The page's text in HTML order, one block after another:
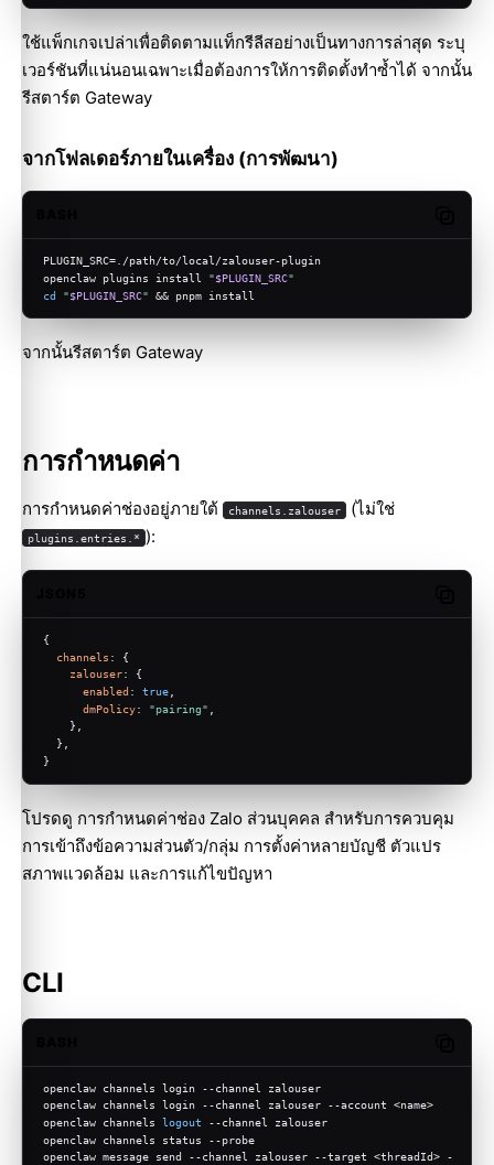
ใช้แพ็กเกจเปล่าเพื่อติดตามแท็กรีลีสอย่างเป็นทางการล่าสุด ระบุ
เวอร์ชันที่แน่นอนเฉพาะเมื่อต้องการให้การติดตั้งทำซ้ำได้ จากนั้น
รีสตาร์ต Gateway
จากโฟลเดอร์ภายในเครื่อง (การพัฒนา)
PLUGIN_SRC=./path/to/local/zalouser-plugin
openclaw plugins install "$PLUGIN_SRC"
cd
"$PLUGIN_SRC" && pnpm install
จากนั้นรีสตาร์ต Gateway
การกำหนดค่า
การกำหนดค่าช่องอยู่ภายใต้ channels.zalouser (ไม่ใช่
plugins.entries.* ):
{
channels : {
zalouser: {
enabled : true
dmPolicy: "pairing"
    },
  },
}
โปรดดู การกำหนดค่าช่อง Zalo ส่วนบุคคล สำหรับการควบคุม
การเข้าถึงข้อความส่วนตัว/กลุ่ม การตั้งค่าหลายบัญชี ตัวแปร
สภาพแวดล้อม และการแก้ไขปัญหา
CLI
openclaw channels login --channel zalouser
openclaw channels login --channel zalouser --account <name>
openclaw channels logout --channel zalouser
openclaw channels status --probe
openclaw message send --channel zalouser --target <threadId> -